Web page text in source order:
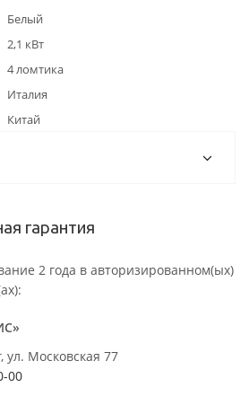
Белый
2,1 кВт
4 ломтика
Италия
Китай
гарантия
2 года в авторизированном(ых)
ул. Московская 77
00